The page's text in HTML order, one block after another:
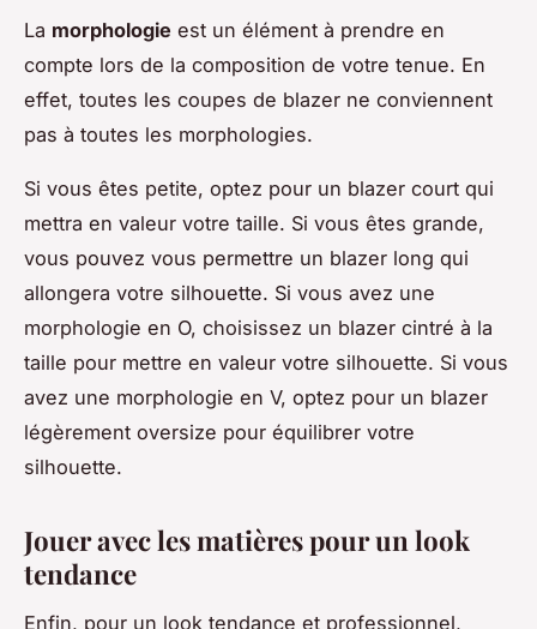
La morphologie est un élément à prendre en
compte lors de la composition de votre tenue. En
effet, toutes les coupes de blazer ne conviennent
pas à toutes les morphologies.
Si vous êtes petite, optez pour un blazer court qui
mettra en valeur votre taille. Si vous êtes grande,
vous pouvez vous permettre un blazer long qui
allongera votre silhouette. Si vous avez une
morphologie en O, choisissez un blazer cintré à la
taille pour mettre en valeur votre silhouette. Si vous
avez une morphologie en V, optez pour un blazer
légèrement oversize pour équilibrer votre
silhouette.
Jouer avec les matières pour un look
tendance
Enfin, pour un look tendance et professionnel,